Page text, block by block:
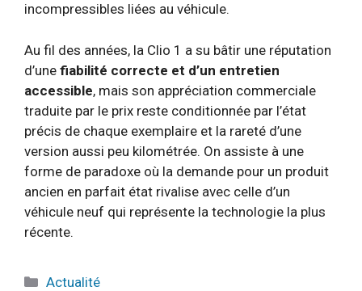
incompressibles liées au véhicule.
Au fil des années, la Clio 1 a su bâtir une réputation
d’une fiabilité correcte et d’un entretien
accessible, mais son appréciation commerciale
traduite par le prix reste conditionnée par l’état
précis de chaque exemplaire et la rareté d’une
version aussi peu kilométrée. On assiste à une
forme de paradoxe où la demande pour un produit
ancien en parfait état rivalise avec celle d’un
véhicule neuf qui représente la technologie la plus
récente.
Catégories
Actualité